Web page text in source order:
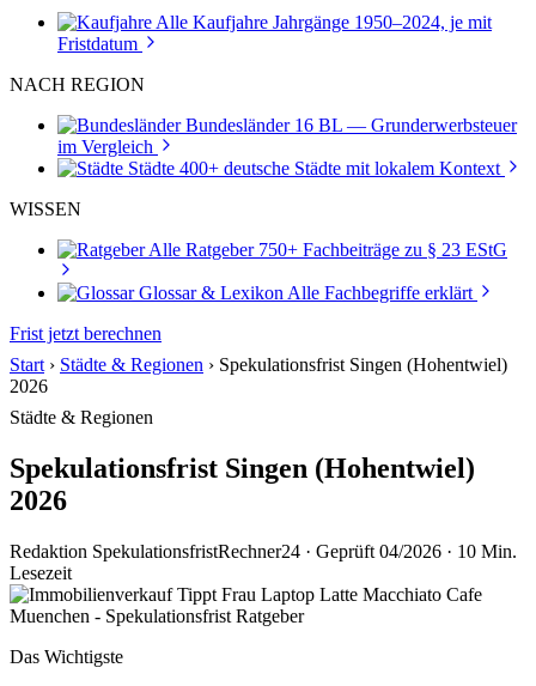
Alle Kaufjahre Jahrgänge 1950–2024, je mit
Fristdatum
NACH REGION
Bundesländer 16 BL — Grunderwerbsteuer
im Vergleich
Städte 400+ deutsche Städte mit lokalem Kontext
WISSEN
Alle Ratgeber 750+ Fachbeiträge zu § 23 EStG
Glossar & Lexikon Alle Fachbegriffe erklärt
Frist jetzt berechnen
Start › Städte & Regionen › Spekulationsfrist Singen (Hohentwiel)
2026
Städte & Regionen
Spekulationsfrist Singen (Hohentwiel)
2026
Redaktion SpekulationsfristRechner24 · Geprüft 04/2026 · 10 Min.
Lesezeit
Das Wichtigste